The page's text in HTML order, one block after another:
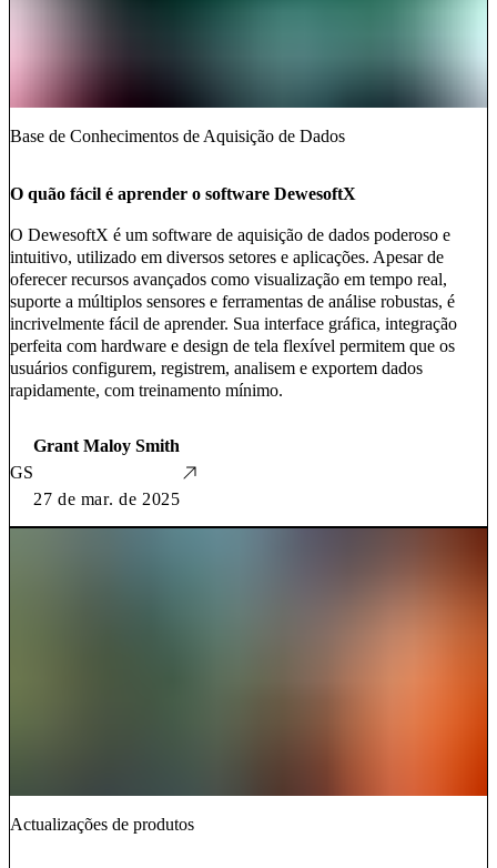
Base de Conhecimentos de Aquisição de Dados
O quão fácil é aprender o software DewesoftX
O DewesoftX é um software de aquisição de dados poderoso e
intuitivo, utilizado em diversos setores e aplicações. Apesar de
oferecer recursos avançados como visualização em tempo real,
suporte a múltiplos sensores e ferramentas de análise robustas, é
incrivelmente fácil de aprender. Sua interface gráfica, integração
perfeita com hardware e design de tela flexível permitem que os
usuários configurem, registrem, analisem e exportem dados
rapidamente, com treinamento mínimo.
GS
Grant Maloy Smith
27 de mar. de 2025
Actualizações de produtos